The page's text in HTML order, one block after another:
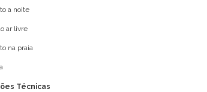
a noite
ar livre
na praia
Técnicas